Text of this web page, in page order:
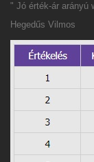
" Jó érték-ár arányú
Hegedűs Vilmos